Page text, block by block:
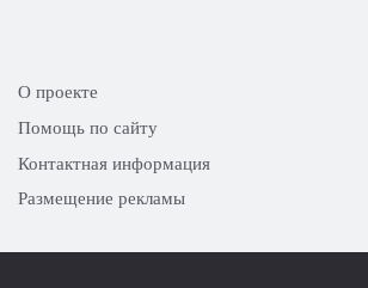
О проекте
Помощь по сайту
Контактная информация
Размещение рекламы